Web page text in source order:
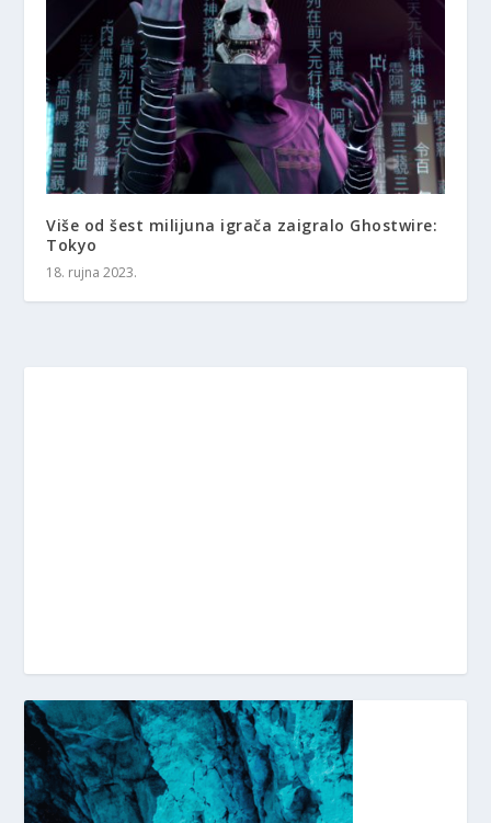
Više od šest milijuna igrača zaigralo Ghostwire:
Tokyo
18. rujna 2023.